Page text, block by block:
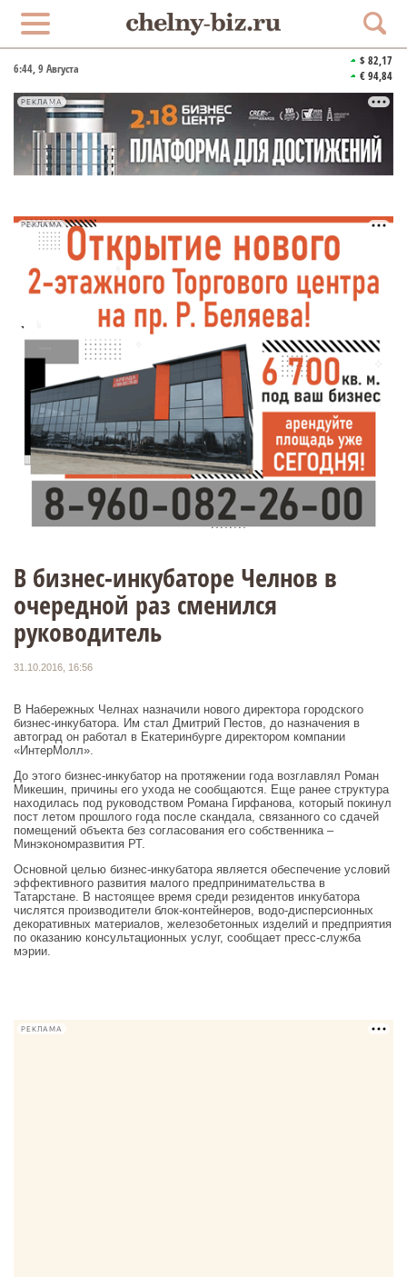
6:44, 9 Августа
$ 82,17
€ 94,84
РЕКЛАМА
РЕКЛАМА
В бизнес-инкубаторе Челнов в
очередной раз сменился
руководитель
31.10.2016, 16:56
В Набережных Челнах назначили нового директора городского
бизнес-инкубатора. Им стал Дмитрий Пестов, до назначения в
автоград он работал в Екатеринбурге директором компании
«ИнтерМолл».
До этого бизнес-инкубатор на протяжении года возглавлял Роман
Микешин, причины его ухода не сообщаются. Еще ранее структура
находилась под руководством Романа Гирфанова, который покинул
пост летом прошлого года после скандала, связанного со сдачей
помещений объекта без согласования его собственника –
Минэкономразвития РТ.
Основной целью бизнес-инкубатора является обеспечение условий
эффективного развития малого предпринимательства в
Татарстане. В настоящее время среди резидентов инкубатора
числятся производители блок-контейнеров, водо-дисперсионных
декоративных материалов, железобетонных изделий и предприятия
по оказанию консультационных услуг, сообщает пресс-служба
мэрии.
РЕКЛАМА